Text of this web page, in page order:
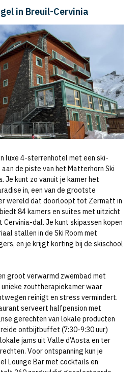
in Breuil-Cervinia
luxe 4-sterrenhotel met een ski-
de piste van het Matterhorn Ski
Je kunt zo vanuit je kamer het
in, een van de grootste
wereld dat doorloopt tot Zermatt in
84 kamers en suites met uitzicht
dal. Je kunt skipassen kopen
stallen in de Ski Room met
en je krijgt korting bij de skischool
groot verwarmd zwembad met
zouttherapiekamer waar
reinigt en stress vermindert.
serveert halfpension met
gerechten van lokale producten
ontbijtbuffet (7:30-9:30 uur)
jams uit Valle d’Aosta en ter
Voor ontspanning kun je
Lounge Bar met cocktails en